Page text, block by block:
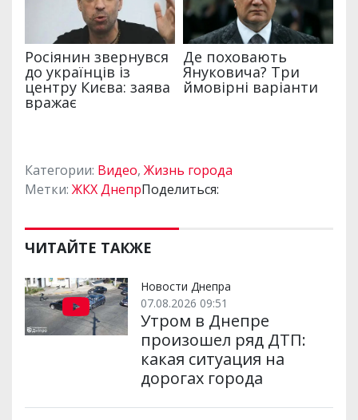
Категории: Видео, Жизнь города
Метки: ЖКХ ДнепрПоделиться:
ЧИТАЙТЕ ТАКЖЕ
Новости Днепра
07.08.2026 09:51
Утром в Днепре
произошел ряд ДТП:
какая ситуация на
дорогах города